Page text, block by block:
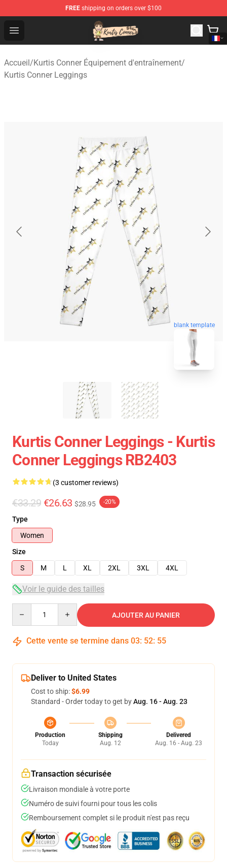
FREE shipping on orders over $100
Open menu
Kurtis Conner Store - Official Kurtis Conner Merchandise
Accueil/Kurtis Conner Équipement d'entraînement/
Kurtis Conner Leggings
blank template
Kurtis Conner Leggings - Kurtis
Conner Leggings RB2403
(3 customer reviews)
€33.29 €26.63 $28.95 -20%
Type
Women
Size
S
M L XL 2XL 3XL 4XL
Voir le guide des tailles
AJOUTER AU PANIER
Cette vente se termine dans 03: 52: 54
Deliver to United States
Cost to ship:$6.99
Standard - Order today to get byAug. 16 - Aug. 23
Production
Today
Shipping
Aug. 12
Delivered
Aug. 16 - Aug. 23
Transaction sécurisée
Livraison mondiale à votre porte
Numéro de suivi fourni pour tous les colis
Remboursement complet si le produit n'est pas reçu